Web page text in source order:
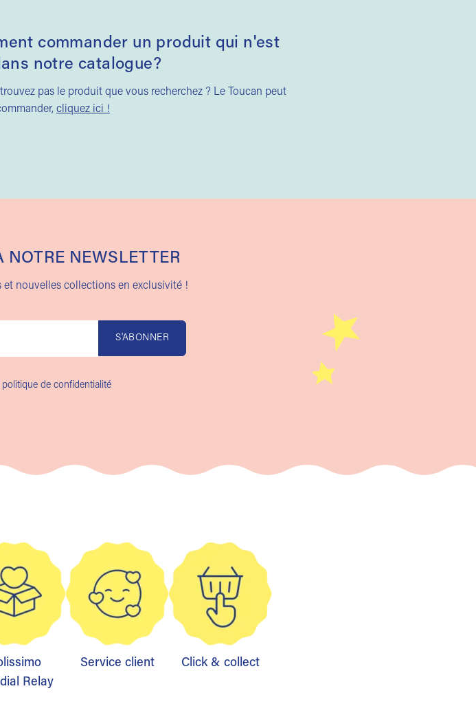
commander un produit qui n'est
notre catalogue?
pas le produit que vous recherchez ? Le Toucan peut
cliquez ici !
NOTRE NEWSLETTER
et nouvelles collections en exclusivité !
de confidentialité
Relay
Service client Click & collect